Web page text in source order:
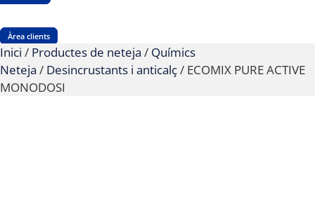
Àrea clients
Inici / Productes de neteja / Químics
Neteja / Desincrustants i anticalç/ ECOMIX PURE ACTIVE
MONODOSI